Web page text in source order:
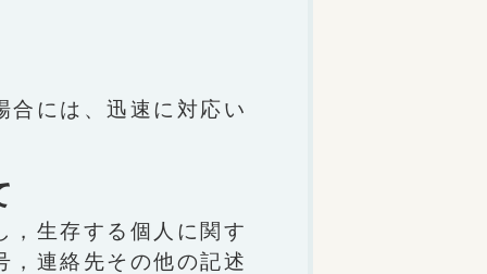
合には、迅速に対応い
，生存する個人に関す
，連絡先その他の記述